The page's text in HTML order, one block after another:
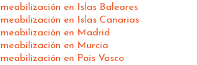
en Islas Baleares
en Islas Canarias
en Madrid
en Murcia
en Pais Vasco